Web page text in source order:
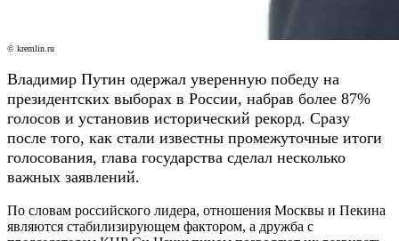
© kremlin.ru
Владимир Путин одержал уверенную победу на
президентских выборах в России, набрав более 87%
голосов и установив исторический рекорд. Сразу
после того, как стали известны промежуточные итоги
голосования, глава государства сделал несколько
важных заявлений.
По словам российского лидера, отношения Москвы и Пекина
являются стабилизирующем фактором, а дружба с